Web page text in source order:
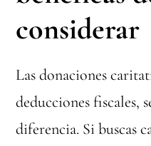
considerar
Las donaciones
deducciones fiscales,
diferencia. Si buscas